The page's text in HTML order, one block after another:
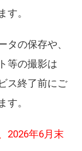
す。
タの保存や、
等の撮影は
ス終了前にご
す。
2026年6月末